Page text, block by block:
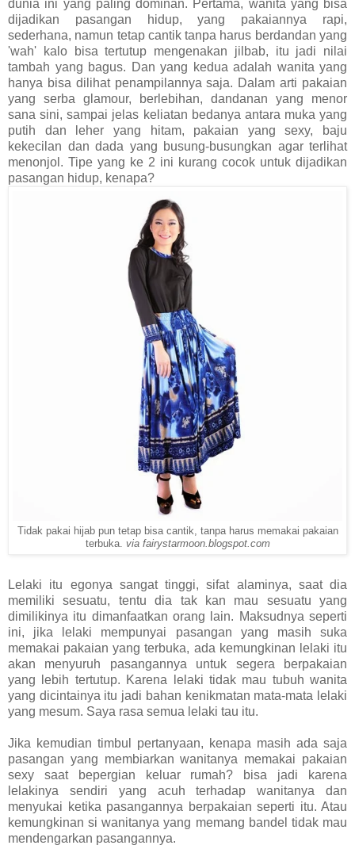
dunia ini yang paling dominan. Pertama, wanita yang bisa
dijadikan pasangan hidup, yang pakaiannya rapi,
sederhana, namun tetap cantik tanpa harus berdandan yang
'wah' kalo bisa tertutup mengenakan jilbab, itu jadi nilai
tambah yang bagus. Dan yang kedua adalah wanita yang
hanya bisa dilihat penampilannya saja. Dalam arti pakaian
yang serba glamour, berlebihan, dandanan yang menor
sana sini, sampai jelas keliatan bedanya antara muka yang
putih dan leher yang hitam, pakaian yang sexy, baju
kekecilan dan dada yang busung-busungkan agar terlihat
menonjol. Tipe yang ke 2 ini kurang cocok untuk dijadikan
pasangan hidup, kenapa?
Tidak pakai hijab pun tetap bisa cantik, tanpa harus memakai pakaian
terbuka. via fairystarmoon.blogspot.com
Lelaki itu egonya sangat tinggi, sifat alaminya, saat dia
memiliki sesuatu, tentu dia tak kan mau sesuatu yang
dimilikinya itu dimanfaatkan orang lain. Maksudnya seperti
ini, jika lelaki mempunyai pasangan yang masih suka
memakai pakaian yang terbuka, ada kemungkinan lelaki itu
akan menyuruh pasangannya untuk segera berpakaian
yang lebih tertutup. Karena lelaki tidak mau tubuh wanita
yang dicintainya itu jadi bahan kenikmatan mata-mata lelaki
yang mesum. Saya rasa semua lelaki tau itu.
Jika kemudian timbul pertanyaan, kenapa masih ada saja
pasangan yang membiarkan wanitanya memakai pakaian
sexy saat bepergian keluar rumah? bisa jadi karena
lelakinya sendiri yang acuh terhadap wanitanya dan
menyukai ketika pasangannya berpakaian seperti itu. Atau
kemungkinan si wanitanya yang memang bandel tidak mau
mendengarkan pasangannya.